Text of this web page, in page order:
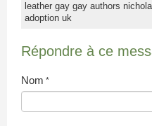
BOUTIQUE
NOTRE ANNUAIRE
leather gay gay authors
adoption uk
Répondre à ce
Nom